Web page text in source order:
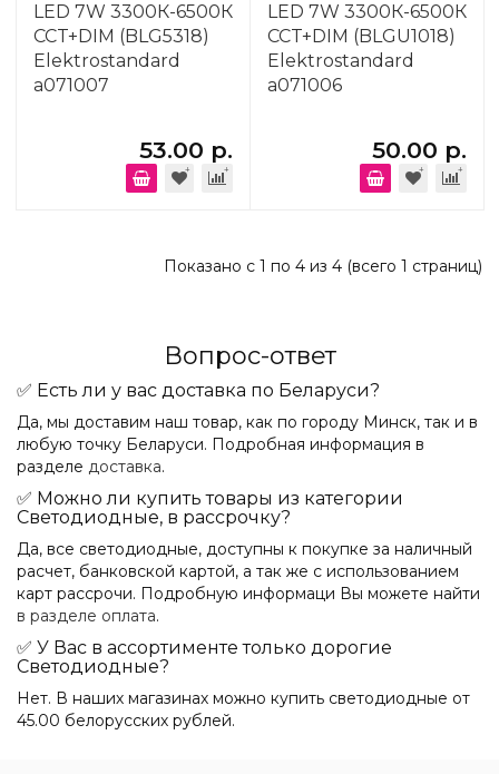
LED 7W 3300К-6500К
CCT+DIM (BLG5318)
Elektrostandard
a071007
53.00 р.
LED 7W 3300К-6500К
CCT+DIM (BLGU1018)
Elektrostandard
a071006
50.00 р.
Показано с 1 по 4 из 4 (всего 1 страниц)
Вопрос-ответ
✅ Есть ли у вас доставка по Беларуси?
Да, мы доставим наш товар, как по городу Минск, так и в
любую точку Беларуси. Подробная информация в
разделе доставка.
✅ Можно ли купить товары из категории
Светодиодные, в рассрочку?
Да, все светодиодные, доступны к покупке за наличный
расчет, банковской картой, а так же с использованием
карт рассрочи. Подробную информаци Вы можете найти
в разделе оплата.
✅ У Вас в ассортименте только дорогие
Светодиодные?
Нет. В наших магазинах можно купить светодиодные от
45.00 белорусских рублей.